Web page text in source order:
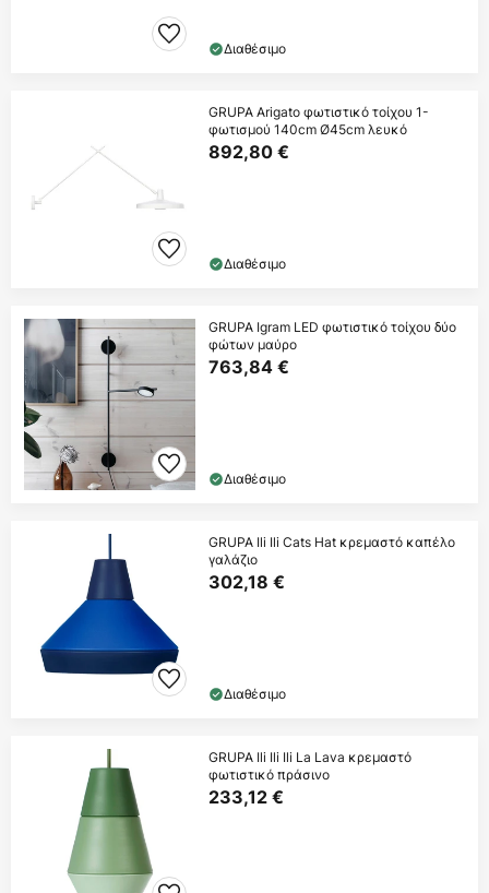
Διαθέσιμο
GRUPA Arigato φωτιστικό τοίχου 1-
φωτισμού 140cm Ø45cm λευκό
892,80 €
Διαθέσιμο
GRUPA Igram LED φωτιστικό τοίχου δύο
φώτων μαύρο
763,84 €
Διαθέσιμο
GRUPA Ili Ili Cats Hat κρεμαστό καπέλο
γαλάζιο
302,18 €
Διαθέσιμο
GRUPA Ili Ili Ili La Lava κρεμαστό
φωτιστικό πράσινο
233,12 €